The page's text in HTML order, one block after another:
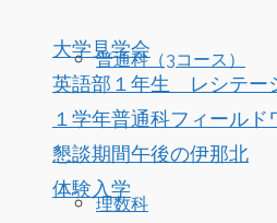
普通科（3コース）
理数科
大学見学会
英語部１年生 レシテー
１学年普通科フィールド
懇談期間午後の伊那北
体験入学